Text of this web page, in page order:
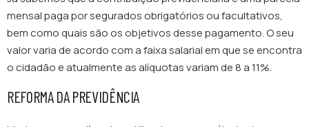
mensal paga por segurados obrigatórios ou facultativos,
bem como quais são os objetivos desse pagamento. O seu
valor varia de acordo com a faixa salarial em que se encontra
o cidadão e atualmente as alíquotas variam de 8 a 11%.
REFORMA DA PREVIDÊNCIA